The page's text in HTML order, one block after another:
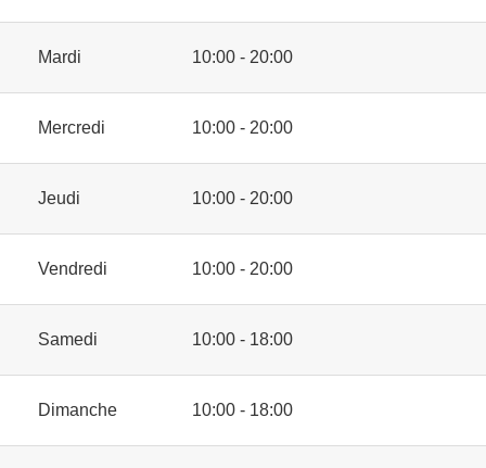
Mardi 10:00 - 20:00
Mercredi 10:00 - 20:00
Jeudi 10:00 - 20:00
Vendredi 10:00 - 20:00
Samedi 10:00 - 18:00
Dimanche 10:00 - 18:00